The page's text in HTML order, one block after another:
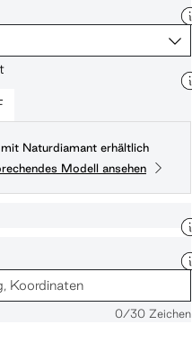
Naturdiamant erhältlich
Modell ansehen
0/30 Zeichen